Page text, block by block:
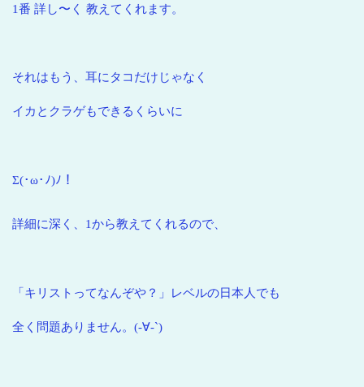
1番 詳し〜く 教えてくれます。
それはもう、耳にタコだけじゃなく
イカとクラゲもできるくらいに
Σ(･ω･ﾉ)ﾉ！
詳細に深く、1から教えてくれるので、
「キリストってなんぞや？」レベルの日本人でも
全く問題ありません。(-∀-`)